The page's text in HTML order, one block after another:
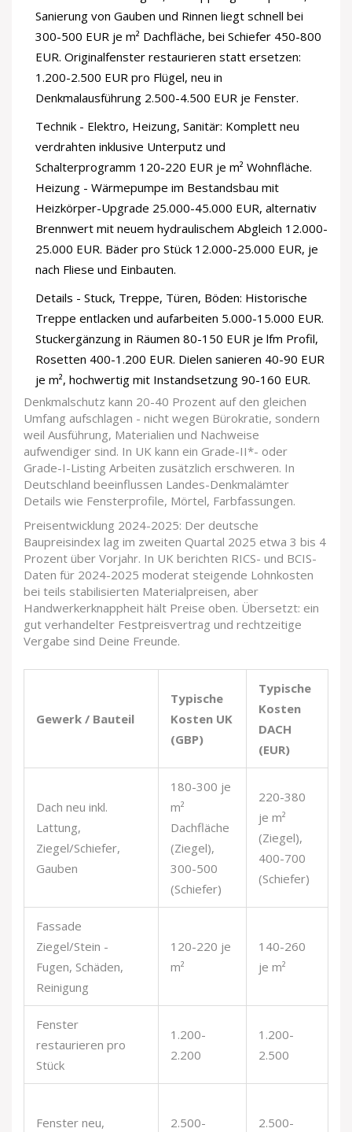
Sanierung von Gauben und Rinnen liegt schnell bei
300-500 EUR je m² Dachfläche, bei Schiefer 450-800
EUR. Originalfenster restaurieren statt ersetzen:
1.200-2.500 EUR pro Flügel, neu in
Denkmalausführung 2.500-4.500 EUR je Fenster.
Technik - Elektro, Heizung, Sanitär: Komplett neu
verdrahten inklusive Unterputz und
Schalterprogramm 120-220 EUR je m² Wohnfläche.
Heizung - Wärmepumpe im Bestandsbau mit
Heizkörper-Upgrade 25.000-45.000 EUR, alternativ
Brennwert mit neuem hydraulischem Abgleich 12.000-
25.000 EUR. Bäder pro Stück 12.000-25.000 EUR, je
nach Fliese und Einbauten.
Details - Stuck, Treppe, Türen, Böden: Historische
Treppe entlacken und aufarbeiten 5.000-15.000 EUR.
Stuckergänzung in Räumen 80-150 EUR je lfm Profil,
Rosetten 400-1.200 EUR. Dielen sanieren 40-90 EUR
je m², hochwertig mit Instandsetzung 90-160 EUR.
Denkmalschutz kann 20-40 Prozent auf den gleichen
Umfang aufschlagen - nicht wegen Bürokratie, sondern
weil Ausführung, Materialien und Nachweise
aufwendiger sind. In UK kann ein Grade-II*- oder
Grade-I-Listing Arbeiten zusätzlich erschweren. In
Deutschland beeinflussen Landes-Denkmalämter
Details wie Fensterprofile, Mörtel, Farbfassungen.
Preisentwicklung 2024-2025: Der deutsche
Baupreisindex lag im zweiten Quartal 2025 etwa 3 bis 4
Prozent über Vorjahr. In UK berichten RICS- und BCIS-
Daten für 2024-2025 moderat steigende Lohnkosten
bei teils stabilisierten Materialpreisen, aber
Handwerkerknappheit hält Preise oben. Übersetzt: ein
gut verhandelter Festpreisvertrag und rechtzeitige
Vergabe sind Deine Freunde.
Gewerk / Bauteil
Typische
Kosten UK
(GBP)
Typische
Kosten
DACH
(EUR)
Dach neu inkl.
Lattung,
Ziegel/Schiefer,
Gauben
180-300 je
m²
Dachfläche
(Ziegel),
300-500
(Schiefer)
220-380
je m²
(Ziegel),
400-700
(Schiefer)
Fassade
Ziegel/Stein -
Fugen, Schäden,
Reinigung
120-220 je
m²
140-260
je m²
Fenster
restaurieren pro
Stück
1.200-
2.200
1.200-
2.500
Fenster neu,
2.500-
2.500-